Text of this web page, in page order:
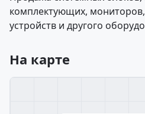
комплектующих,
устройств и другого
На карте